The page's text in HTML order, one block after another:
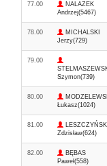
77.00
NALAZEK
Andrzej(5467)
78.00
MICHALSKI
Jerzy(729)
79.00
Szymon(739)
80.00
Łukasz(1024)
81.00
LESZCZYŃSKI
Zdzisław(624)
82.00
BĘBAS
Paweł(558)